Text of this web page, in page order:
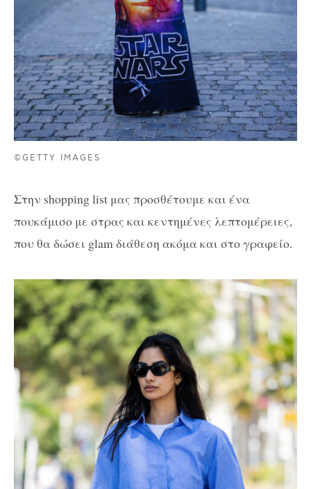
©GETTY IMAGES
Στην shopping list μας προσθέτουμε και ένα
πουκάμισο με στρας και κεντημένες λεπτομέρειες,
που θα δώσει glam διάθεση ακόμα και στο γραφείο.